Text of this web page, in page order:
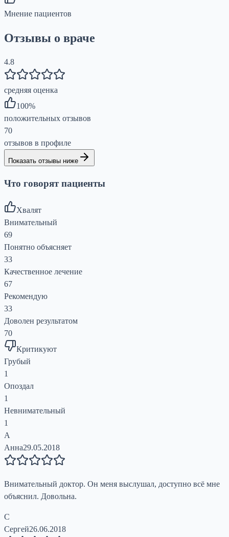
Мнение пациентов
Отзывы о враче
4.8
средняя оценка
100%
положительных отзывов
70
отзывов в профиле
Показать отзывы ниже
Что говорят пациенты
Хвалят
Внимательный
69
Понятно объясняет
33
Качественное лечение
67
Рекомендую
33
Доволен результатом
70
Критикуют
Грубый
1
Опоздал
1
Невнимательный
1
А
Анна29.05.2018
Внимательный доктор. Он меня выслушал, доступно всё мне
объяснил. Довольна.
С
Сергей26.06.2018